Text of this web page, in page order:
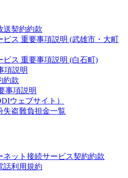
送契約約款
ビス 重要事項説明 (武雄市・大町
ビス 重要事項説明 (白石町)
項説明
約款
事項説明
ウェブサイト）
盗難負担金一覧
ネット接続サービス契約約款
話利用規約